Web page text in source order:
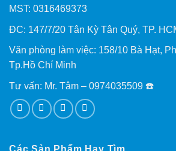
MST: 0316469373
ĐC: 147/7/20 Tân Kỳ Tân Quý, TP.
Văn phòng làm việc: 158/10 Bà Hạt,
Tp.Hồ Chí Minh
Tư vấn: Mr. Tâm – 0974035509 ☎️
Các Sản Phẩm Hay Tìm